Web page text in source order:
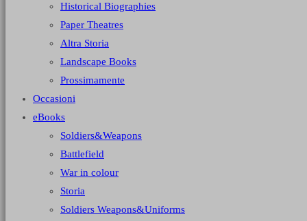
Historical Biographies
Paper Theatres
Altra Storia
Landscape Books
Prossimamente
Occasioni
eBooks
Soldiers&Weapons
Battlefield
War in colour
Storia
Soldiers Weapons&Uniforms